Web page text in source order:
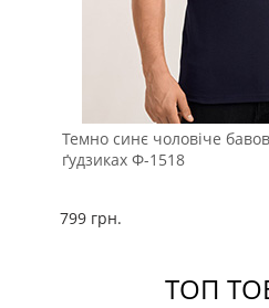
Темно синє чоловіче
ґудзиках Ф-1518
799 грн.
ТОП